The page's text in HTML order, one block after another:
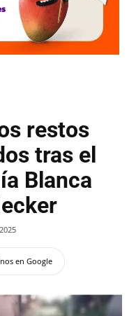
restos
tras el
Blanca
en Google